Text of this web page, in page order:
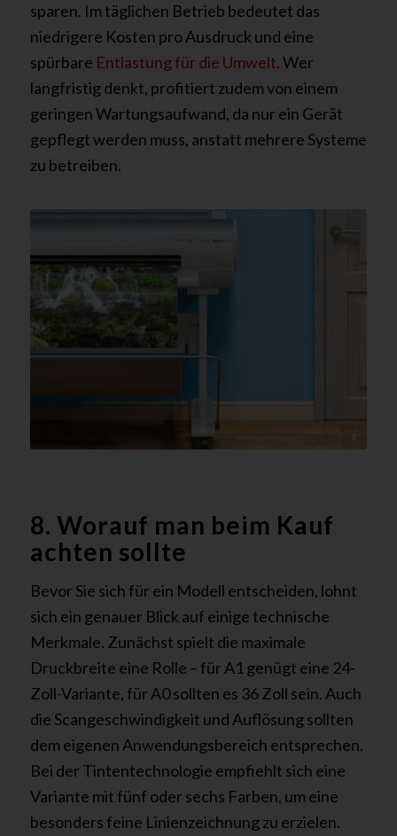
sparen. Im täglichen Betrieb bedeutet das
niedrigere Kosten pro Ausdruck und eine
spürbare Entlastung für die Umwelt. Wer
langfristig denkt, profitiert zudem von einem
geringen Wartungsaufwand, da nur ein Gerät
gepflegt werden muss, anstatt mehrere Systeme
zu betreiben.
8. Worauf man beim Kauf
achten sollte
Bevor Sie sich für ein Modell entscheiden, lohnt
sich ein genauer Blick auf einige technische
Merkmale. Zunächst spielt die maximale
Druckbreite eine Rolle – für A1 genügt eine 24-
Zoll-Variante, für A0 sollten es 36 Zoll sein. Auch
die Scangeschwindigkeit und Auflösung sollten
dem eigenen Anwendungsbereich entsprechen.
Bei der Tintentechnologie empfiehlt sich eine
Variante mit fünf oder sechs Farben, um eine
besonders feine Linienzeichnung zu erzielen.